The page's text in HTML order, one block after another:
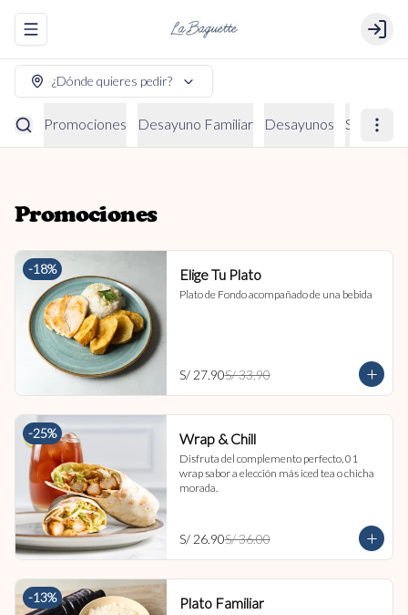
Abrir menu de navegación Login
¿Dónde quieres pedir?
Promociones Desayuno Familiar Desayunos
Promociones
-18% Elige Tu Plato
Plato de Fondo acompañado de una bebida
S/ 27.90S/ 33.90
-25% Wrap & Chill
Disfruta del complemento perfecto, 01
wrap sabor a elección más iced tea o chicha
morada.
S/ 26.90S/ 36.00
-13% Plato Familiar